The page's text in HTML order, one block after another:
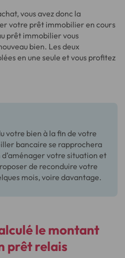
vous avez donc la
votre prêt immobilier en cours
prêt immobilier vous
bien. Les deux
en une seule et vous profitez
votre bien à la fin de votre
bancaire se rapprochera
d’aménager votre situation et
de reconduire votre
mois, voire davantage.
le montant
prêt relais